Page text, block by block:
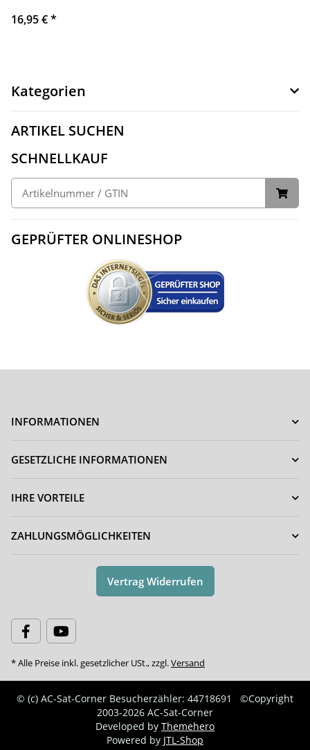
16,95 €*
Kategorien
ARTIKEL SUCHEN
SCHNELLKAUF
GEPRÜFTER ONLINESHOP
INFORMATIONEN
GESETZLICHE INFORMATIONEN
IHRE VORTEILE
ZAHLUNGSMÖGLICHKEITEN
Vertrag Widerrufen
* Alle Preise inkl. gesetzlicher USt., zzgl.Versand
© (c) AC-Sat-Corner Besucherzähler: 44718691
©Copyright
2003-2026 AC-Sat-Corner
Developed by Themehero
Powered by JTL-Shop